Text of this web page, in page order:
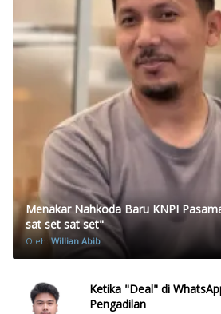
Menakar Nahkoda Baru KNPI
sat set sat set"
Oleh:Willian Abib
Ketika "Deal" di
Pengadilan